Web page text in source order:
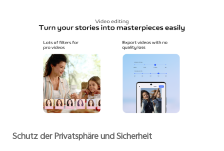
Schutz der Privatsphäre und Sicherheit